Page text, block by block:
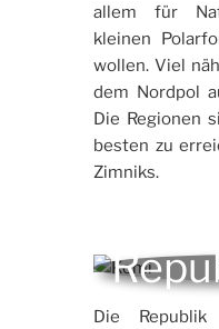
allem für
kleinen
wollen. Viel
dem Nordpol
Die Regionen
besten zu
Zimniks.
Die